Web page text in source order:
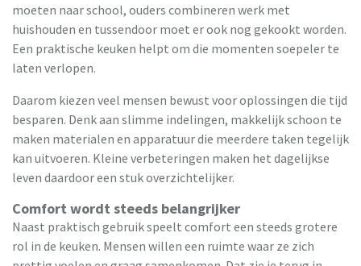
moeten naar school, ouders combineren werk met
huishouden en tussendoor moet er ook nog gekookt worden.
Een praktische keuken helpt om die momenten soepeler te
laten verlopen.
Daarom kiezen veel mensen bewust voor oplossingen die tijd
besparen. Denk aan slimme indelingen, makkelijk schoon te
maken materialen en apparatuur die meerdere taken tegelijk
kan uitvoeren. Kleine verbeteringen maken het dagelijkse
leven daardoor een stuk overzichtelijker.
Comfort wordt steeds belangrijker
Naast praktisch gebruik speelt comfort een steeds grotere
rol in de keuken. Mensen willen een ruimte waar ze zich